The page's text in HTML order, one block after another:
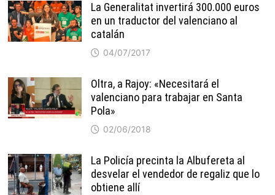
La Generalitat invertirá 300.000 euros
en un traductor del valenciano al
catalán
04/07/2017
Oltra, a Rajoy: «Necesitará el
valenciano para trabajar en Santa
Pola»
02/06/2018
La Policía precinta la Albufereta al
desvelar el vendedor de regaliz que lo
obtiene allí